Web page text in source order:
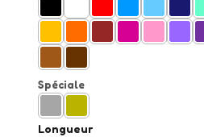
Spéciale
Longueur